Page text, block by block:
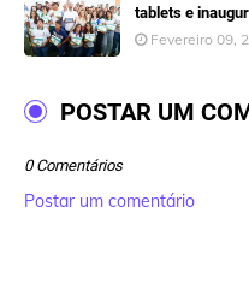
tablets e
Fevereiro 09,
POSTAR UM
0 Comentários
Postar um comentário